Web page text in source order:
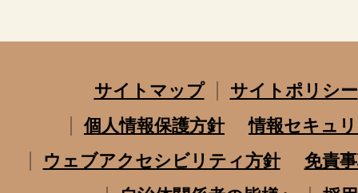
サイトマップ
サイトポリシー
個人情報保護方針
情報セキュ
ウェブアクセシビリティ方針
免責